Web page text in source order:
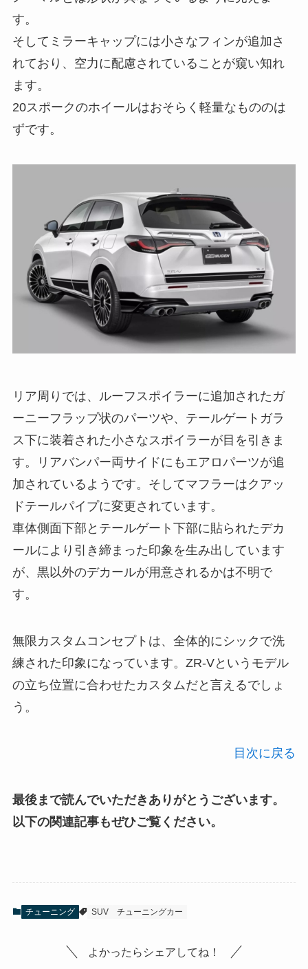
す。
そしてミラーキャップには小さなフィンが追加さ
れており、空力に配慮されていることが窺い知れ
ます。
20スポークのホイールはおそらく軽量なもののは
ずです。
リア周りでは、ルーフスポイラーに追加されたガ
ーニーフラップ状のパーツや、テールゲートガラ
ス下に装着された小さなスポイラーが目を引きま
す。リアバンパー両サイドにもエアロパーツが追
加されているようです。そしてマフラーはクアッ
ドテールパイプに変更されています。
車体側面下部とテールゲート下部に貼られたデカ
ールにより引き締まった印象を生み出しています
が、黒以外のデカールが用意されるかは不明で
す。
無限カスタムコンセプトは、全体的にシックで洗
練された印象になっています。ZR-Vというモデル
の立ち位置に合わせたカスタムだと言えるでしょ
う。
目次に戻る
最後まで読んでいただきありがとうございます。
以下の関連記事もぜひご覧ください。
チューニング SUV チューニングカー
よかったらシェアしてね！